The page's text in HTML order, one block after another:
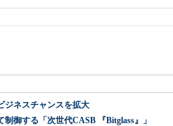
ジネスチャンスを拡大
御する「次世代CASB 『Bitglass』」